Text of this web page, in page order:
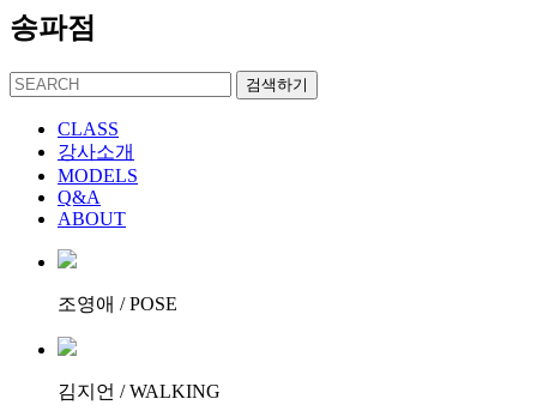
송파점
검색하기
CLASS
강사소개
MODELS
Q&A
ABOUT
조영애 / POSE
김지언 / WALKING